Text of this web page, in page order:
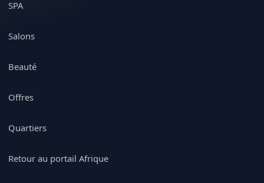
SPA
Salons
Beauté
Offres
Quartiers
Retour au portail Afrique